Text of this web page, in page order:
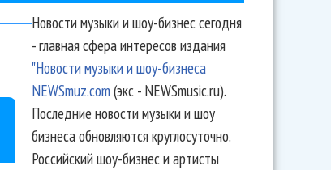
Новости музыки и шоу-бизнес сегодня
- главная сфера интересов издания
"Новости музыки и шоу-бизнеса
NEWSmuz.com(экс - NEWSmusic.ru).
Последние новости музыки и шоу
бизнеса обновляются круглосуточно.
Российский шоу-бизнес и артисты